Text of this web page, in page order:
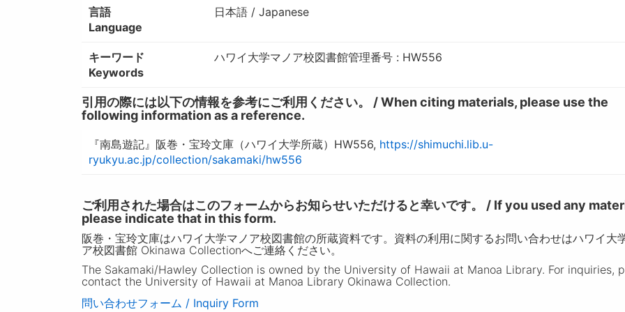
言語
Language
日本語 / Japanese
キーワード
Keywords
ハワイ大学マノア校図書館管理番号 : HW556
引用の際には以下の情報を参考にご利用ください。 / When citing materials, please use the
following information as a reference.
『南島遊記』阪巻・宝玲文庫（ハワイ大学所蔵）HW556, https://shimuchi.lib.u-
ryukyu.ac.jp/collection/sakamaki/hw556
ご利用された場合はこのフォームからお知らせいただけると幸いです。 / If you used any
please indicate that in this form.
阪巻・宝玲文庫はハワイ大学マノア校図書館の所蔵資料です。資料の利用に関するお問い合わせはハワイ大
ア校図書館 Okinawa Collectionへご連絡ください。
The Sakamaki/Hawley Collection is owned by the University of Hawaii at Manoa Library. For inquiries,
contact the University of Hawaii at Manoa Library Okinawa Collection.
問い合わせフォーム / Inquiry Form